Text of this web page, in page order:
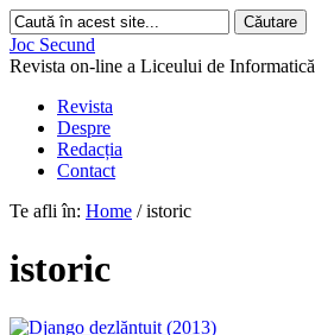
Joc Secund
Revista on-line a Liceului de Informatică
Revista
Despre
Redacția
Contact
Te afli în: Home / istoric
istoric